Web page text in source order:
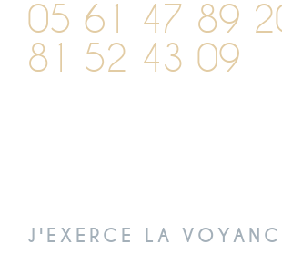
05 61 47 89
81 52 43 09
J'EXERCE LA